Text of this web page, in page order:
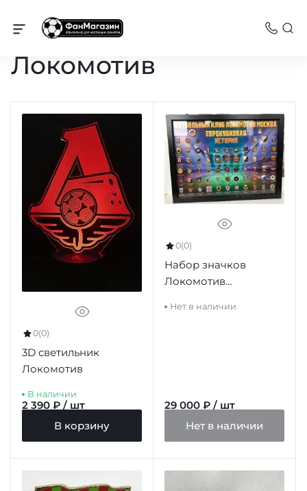
Каталог
Локомотив
0(0)
3D светильник
Локомотив
В наличии
2 390 ₽ / шт
В корзину
0(0)
Набор значков
Локомотив
Нет в наличии
29 000 ₽ / шт
Нет в наличии